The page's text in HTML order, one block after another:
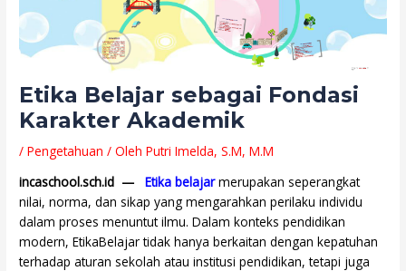
Etika Belajar sebagai Fondasi
Karakter Akademik
/Pengetahuan / OlehPutri Imelda, S.M, M.M
incaschool.sch.id —
Etika belajar merupakan seperangkat
nilai, norma, dan sikap yang mengarahkan perilaku individu
dalam proses menuntut ilmu. Dalam konteks pendidikan
modern, EtikaBelajar tidak hanya berkaitan dengan kepatuhan
terhadap aturan sekolah atau institusi pendidikan, tetapi juga